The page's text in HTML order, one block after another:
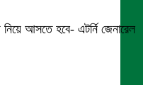
আসতে হবে- এটর্নি জেনারেল